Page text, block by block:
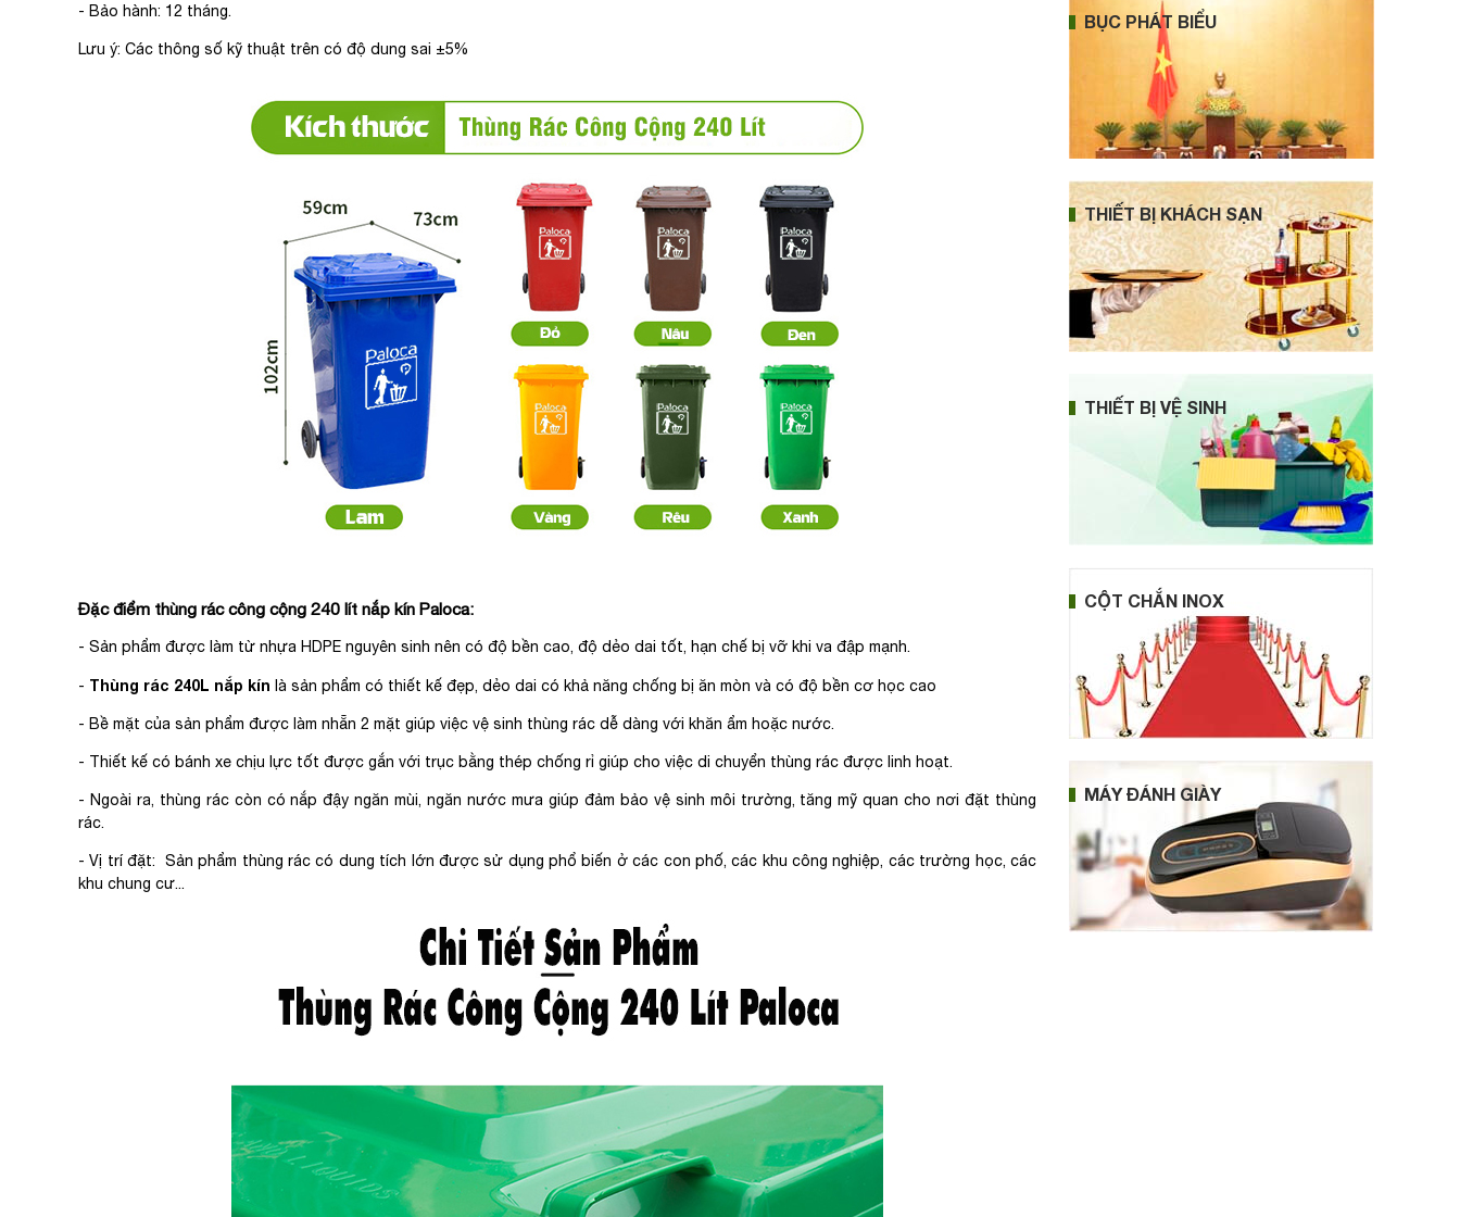
- Bảo hành: 12 tháng.
Lưu ý: Các thông số kỹ thuật trên có độ dung sai ±5%
Đặc điểm thùng rác công cộng 240 lít nắp kín Paloca:
- Sản phẩm được làm từ nhựa HDPE nguyên sinh nên có độ bền cao, độ dẻo dai tốt, hạn chế bị vỡ khi va đập mạnh.
- Thùng rác 240L nắp kín là sản phẩm có thiết kế đẹp, dẻo dai có khả năng chống bị ăn mòn và có độ bền cơ học cao
- Bề mặt của sản phẩm được làm nhẵn 2 mặt giúp việc vệ sinh thùng rác dễ dàng với khăn ẩm hoặc nước.
- Thiết kế có bánh xe chịu lực tốt được gắn với trục bằng thép chống rỉ giúp cho việc di chuyển thùng rác được linh hoạt.
- Ngoài ra, thùng rác còn có nắp đậy ngăn mùi, ngăn nước mưa giúp đảm bảo vệ sinh môi trường, tăng mỹ quan cho nơi đặt thùng
rác.
- Vị trí đặt: Sản phẩm thùng rác có dung tích lớn được sử dụng phổ biến ở các con phố, các khu công nghiệp, các trường học, các
khu chung cư...
BỤC PHÁT BIỂU
THIẾT BỊ KHÁCH SẠN
THIẾT BỊ VỆ SINH
CỘT CHẮN INOX
MÁY ĐÁNH GIÀY